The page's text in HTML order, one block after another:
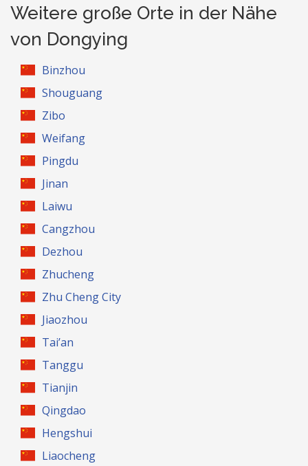
Weitere große Orte in der Nähe
von Dongying
Binzhou
Shouguang
Zibo
Weifang
Pingdu
Jinan
Laiwu
Cangzhou
Dezhou
Zhucheng
Zhu Cheng City
Jiaozhou
Tai’an
Tanggu
Tianjin
Qingdao
Hengshui
Liaocheng